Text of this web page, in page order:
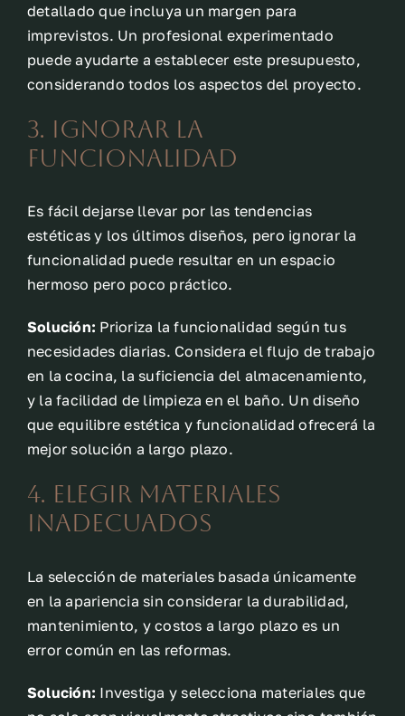
detallado que incluya un margen para
imprevistos. Un profesional experimentado
puede ayudarte a establecer este presupuesto,
considerando todos los aspectos del proyecto.
3. Ignorar la
Funcionalidad
Es fácil dejarse llevar por las tendencias
estéticas y los últimos diseños, pero ignorar la
funcionalidad puede resultar en un espacio
hermoso pero poco práctico.
Solución: Prioriza la funcionalidad según tus
necesidades diarias. Considera el flujo de trabajo
en la cocina, la suficiencia del almacenamiento,
y la facilidad de limpieza en el baño. Un diseño
que equilibre estética y funcionalidad ofrecerá la
mejor solución a largo plazo.
4. Elegir Materiales
Inadecuados
La selección de materiales basada únicamente
en la apariencia sin considerar la durabilidad,
mantenimiento, y costos a largo plazo es un
error común en las reformas.
Solución: Investiga y selecciona materiales que